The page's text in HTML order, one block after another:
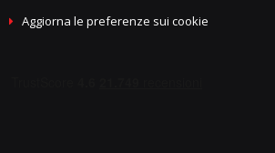
Aggiorna le preferenze sui cookie